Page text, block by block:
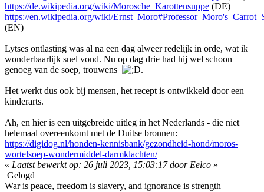
https://de.wikipedia.org/wiki/Morosche_Karottensuppe (DE)
https://en.wikipedia.org/wiki/
(EN)
Lytses ontlasting was al na een dag alweer redelijk in orde, wat ik
wonderbaarlijk snel vond. Nu op dag drie had hij wel schoon
genoeg van de soep, trouwens
.
Het werkt dus ook bij mensen, het recept is ontwikkeld door een
kinderarts.
Ah, en hier is een uitgebreide uitleg in het Nederlands - die niet
helemaal overeenkomt met de Duitse bronnen:
https://digidog.nl/honden-kennisbank/gezondheid-hond/moros-
wortelsoep-wondermiddel-darmklachten/
« Laatst bewerkt op: 26 juli 2023, 15:03:17 door Eelco »
Gelogd
War is peace, freedom is slavery, and ignorance is strength